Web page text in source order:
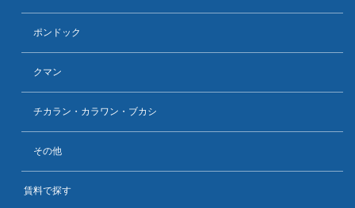
ポンドック
クマン
チカラン・カラワン・ブカシ
その他
賃料で探す